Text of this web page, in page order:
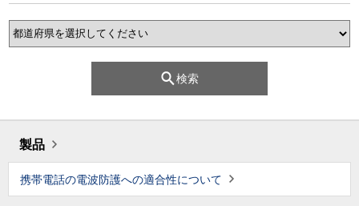
検索
製品
携帯電話の電波防護への適合性について